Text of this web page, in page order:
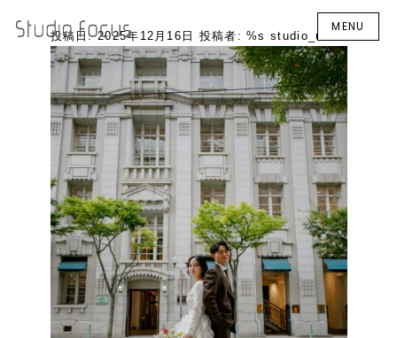
MENU
投稿日:2025年12月16日 投稿者: %s studio_user